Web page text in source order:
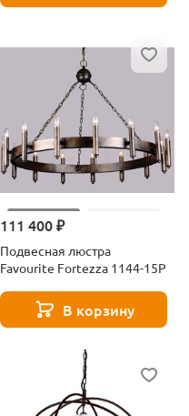
111 400 ₽
Подвесная люстра
Favourite Fortezza 1144-15P
В корзину